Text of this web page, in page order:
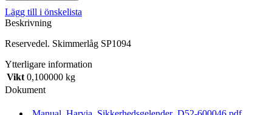
Lägg till i önskelista
Beskrivning
Reservedel. Skimmerlåg SP1094
Ytterligare information
Vikt 0,100000 kg
Dokument